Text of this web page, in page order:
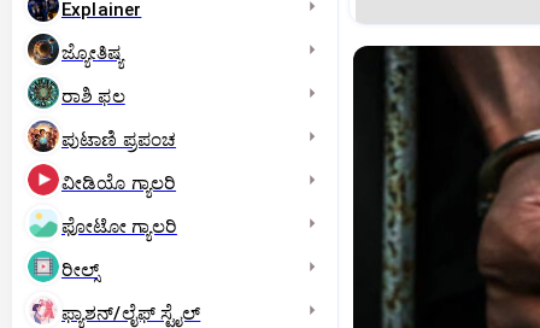
Explainer
ಜ್ಯೋತಿಷ್ಯ
ರಾಶಿ ಫಲ
ಪುಟಾಣಿ ಪ್ರಪಂಚ
ವೀಡಿಯೊ ಗ್ಯಾಲರಿ
ಫೋಟೋ ಗ್ಯಾಲರಿ
ರೀಲ್ಸ್
ಫ್ಯಾಶನ್/ಲೈಫ್‌ ಸ್ಟೈಲ್